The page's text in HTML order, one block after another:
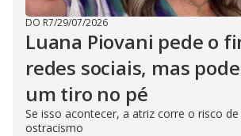
DO R7/29/07/2026
Luana Piovani pede o
redes sociais, mas
um tiro no pé
Se isso acontecer, a atriz corre o risco
ostracismo